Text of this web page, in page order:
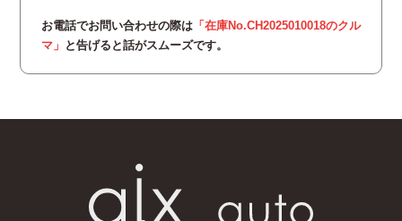
お電話でお問い合わせの際は「在庫No.CH2025010018のクル
マ」 と告げると話がスムーズです。